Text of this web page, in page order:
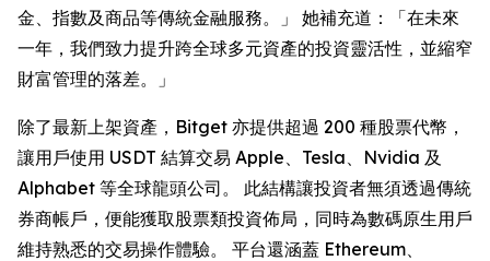
金、指數及商品等傳統金融服務。」 她補充道：「在未來
一年，我們致力提升跨全球多元資產的投資靈活性，並縮窄
財富管理的落差。」
除了最新上架資產，Bitget 亦提供超過 200 種股票代幣，
讓用戶使用 USDT 結算交易 Apple、Tesla、Nvidia 及
Alphabet 等全球龍頭公司。 此結構讓投資者無須透過傳統
券商帳戶，便能獲取股票類投資佈局，同時為數碼原生用戶
維持熟悉的交易操作體驗。 平台還涵蓋 Ethereum、